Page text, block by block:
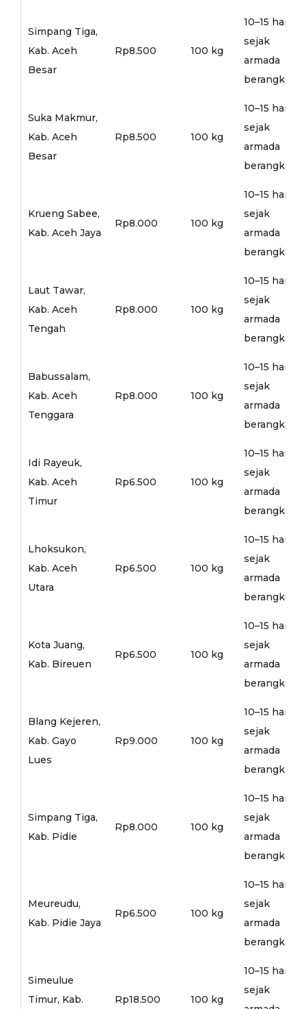
Simpang Tiga,
Kab. Aceh
Besar
Rp8.500 100 kg
10–15 hari
sejak
armada
berangkat
Suka Makmur,
Kab. Aceh
Besar
Rp8.500 100 kg
10–15 hari
sejak
armada
berangkat
Krueng Sabee,
Kab. Aceh Jaya
Rp8.000 100 kg
10–15 hari
sejak
armada
berangkat
Laut Tawar,
Kab. Aceh
Tengah
Rp8.000 100 kg
10–15 hari
sejak
armada
berangkat
Babussalam,
Kab. Aceh
Tenggara
Rp8.000 100 kg
10–15 hari
sejak
armada
berangkat
Idi Rayeuk,
Kab. Aceh
Timur
Rp6.500 100 kg
10–15 hari
sejak
armada
berangkat
Lhoksukon,
Kab. Aceh
Utara
Rp6.500 100 kg
10–15 hari
sejak
armada
berangkat
Kota Juang,
Kab. Bireuen
Rp6.500 100 kg
10–15 hari
sejak
armada
berangkat
Blang Kejeren,
Kab. Gayo
Lues
Rp9.000 100 kg
10–15 hari
sejak
armada
berangkat
Simpang Tiga,
Kab. Pidie
Rp8.000 100 kg
10–15 hari
sejak
armada
berangkat
Meureudu,
Kab. Pidie Jaya
Rp6.500 100 kg
10–15 hari
sejak
armada
berangkat
Simeulue
Timur, Kab.
Rp18.500 100 kg
10–15 hari
sejak